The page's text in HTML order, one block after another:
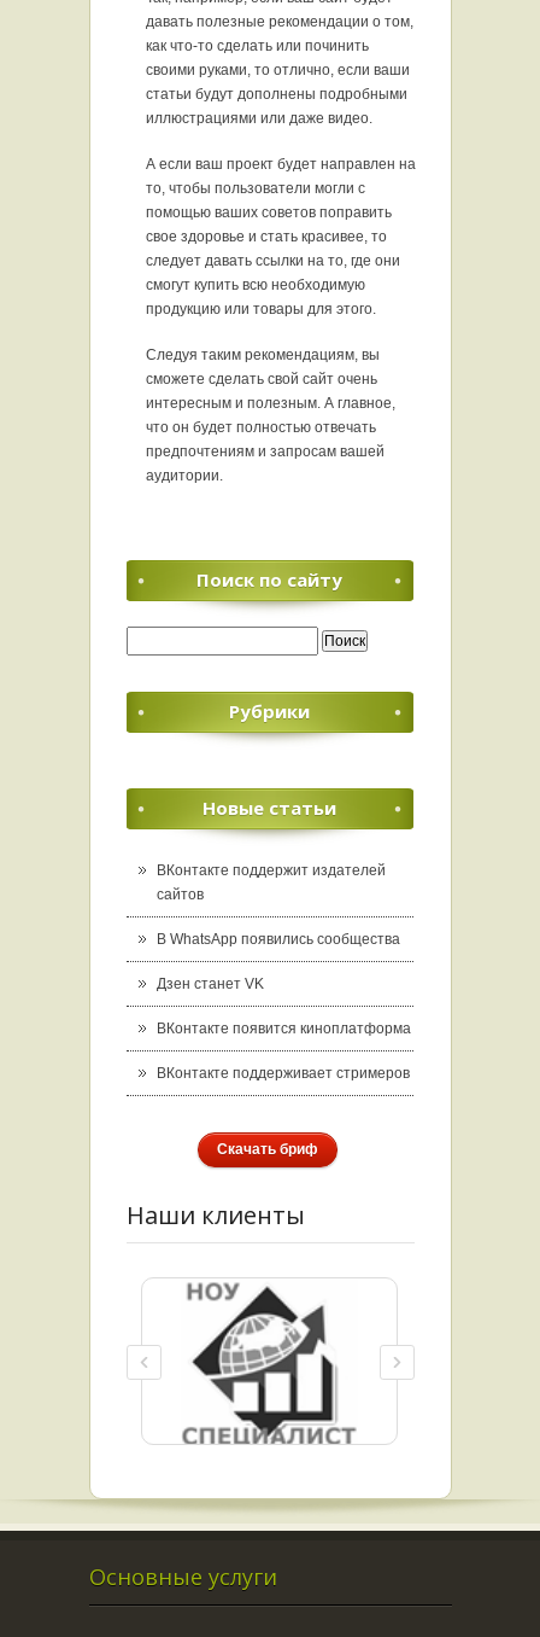
давать полезные рекомендации о том,
как что-то сделать или починить
своими руками, то отлично, если ваши
статьи будут дополнены подробными
иллюстрациями или даже видео.
А если ваш проект будет направлен на
то, чтобы пользователи могли с
помощью ваших советов поправить
свое здоровье и стать красивее, то
следует давать ссылки на то, где они
смогут купить всю необходимую
продукцию или товары для этого.
Следуя таким рекомендациям, вы
сможете сделать свой сайт очень
интересным и полезным. А главное,
что он будет полностью отвечать
предпочтениям и запросам вашей
аудитории.
Поиск по сайту
Рубрики
Новые статьи
ВКонтакте поддержит издателей
сайтов
В WhatsApp появились сообщества
Дзен станет VK
ВКонтакте появится киноплатформа
ВКонтакте поддерживает стримеров
Скачать бриф
Наши клиенты
Основные услуги